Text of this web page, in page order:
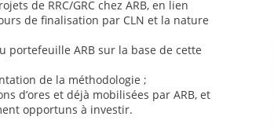
de RRC/GRC chez ARB, en lien
de finalisation par CLN et la nature
portefeuille ARB sur la base de cette
de la méthodologie ;
d’ores et déjà mobilisées par ARB, et
opportuns à investir.